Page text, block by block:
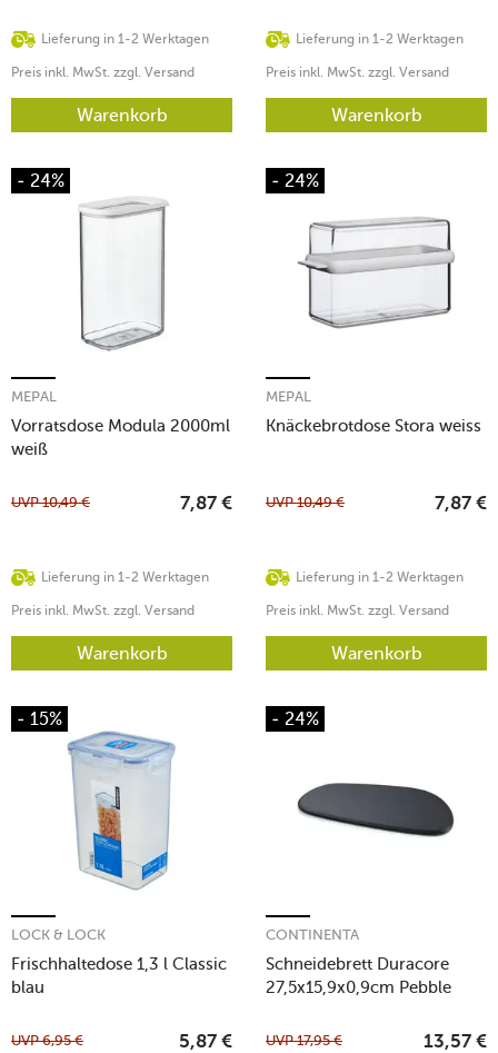
Lieferung in 1-2 Werktagen
Preis inkl. MwSt. zzgl. Versand
Warenkorb
Lieferung in 1-2 Werktagen
Preis inkl. MwSt. zzgl. Versand
Warenkorb
- 24%
Vorratsdose Modula 2000ml
weiß
MEPAL
Lieferung in 1-2 Werktagen
UVP10,49 € 7,87 €
Preis inkl. MwSt. zzgl. Versand
Warenkorb
- 24%
Knäckebrotdose Stora weiss
MEPAL
Lieferung in 1-2 Werktagen
UVP10,49 € 7,87 €
Preis inkl. MwSt. zzgl. Versand
Warenkorb
- 15%
Frischhaltedose 1,3 l Classic
blau
LOCK & LOCK
UVP6,95 € 5,87 €
- 24%
Schneidebrett Duracore
27,5x15,9x0,9cm Pebble
CONTINENTA
UVP17,95 € 13,57 €